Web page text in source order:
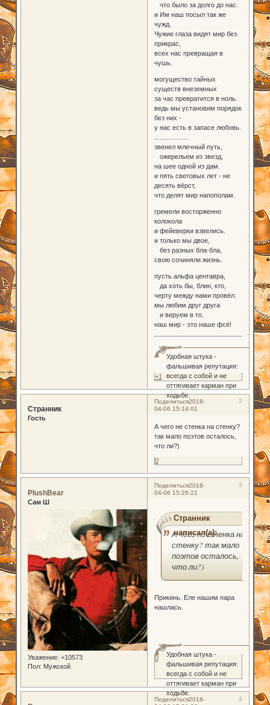
что было за долго до нас.
и Им наш посыл так же
чужд.
Чужие глаза видят мир без
прикрас,
всех нас превращая в
чушь.
могущество тайных
существ внеземных
за час превратится в ноль.
ведь мы установим порядок
без них -
у нас есть в запасе любовь.
звенел млечный путь,
ожерельем из звезд,
на шее одной из дам.
и пять световых лет - не
десять вёрст,
что делят мир напополам.
гремели восторженно
колокола
и фейеверки взвелись.
и только мы двое,
без разных бла-бла,
свою сочиняли жизнь.
пусть альфа центавра,
да хоть бы, блин, кто,
черту между нами провёл.
мы любим друг друга
и веруем в то.
наш мир - это наше фсё!
Удобная штука -
фальшивая репутация:
всегда с собой и не
оттягивает карман при
ходьбе.
+1
Поделиться 2
2018-
04-06 15:14:01
Странник
Гость
А чего не стенка на стенку?
так мало поэтов осталось,
что ли?)
0
Поделиться 3
2018-
04-06 15:26:21
PlushBear
Сам Ш
Уважение: +10573
Пол: Мужской
Странник
написал(а):
А чего не стенка на
стенку? так мало
поэтов осталось,
что ли?)
Прикинь. Еле нашим пара
нашлась.
Удобная штука -
фальшивая репутация:
всегда с собой и не
оттягивает карман при
ходьбе.
0
Поделиться 4
2018-